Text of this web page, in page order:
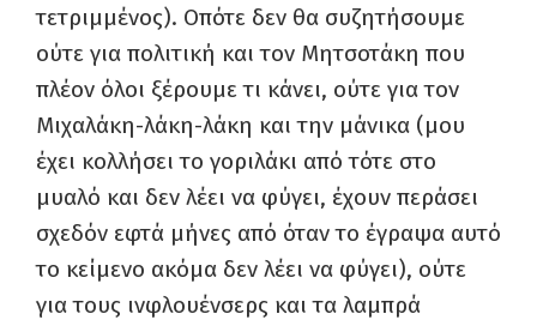
τετριμμένος). Οπότε δεν θα συζητήσουμε
ούτε για πολιτική και τον Μητσοτάκη που
πλέον όλοι ξέρουμε τι κάνει, ούτε για τον
Μιχαλάκη-λάκη-λάκη και την μάνικα (μου
έχει κολλήσει το γοριλάκι από τότε στο
μυαλό και δεν λέει να φύγει, έχουν περάσει
σχεδόν εφτά μήνες από όταν το έγραψα αυτό
το κείμενο ακόμα δεν λέει να φύγει), ούτε
για τους ινφλουένσερς και τα λαμπρά